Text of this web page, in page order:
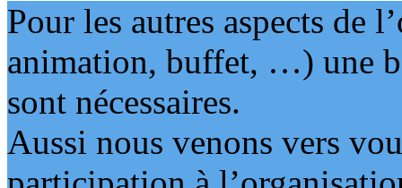
Pour les autres aspects de
animation, buffet, …) une
sont nécessaires.
Aussi nous venons vers